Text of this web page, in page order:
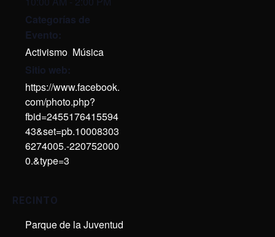
Categorías de
Evento:
Activismo, Música
Sitio web:
https://www.facebook.
com/photo.php?
fbid=2455176415594
43&set=pb.10008303
6274005.-220752000
0.&type=3
RECINTO
Parque de la Juventud